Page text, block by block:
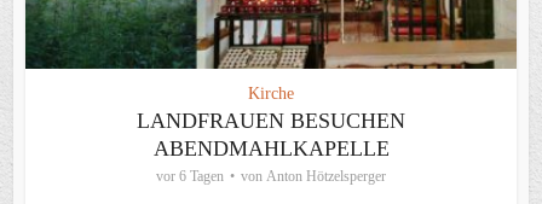
Kirche
LANDFRAUEN BESUCHEN
ABENDMAHLKAPELLE
vor 6 Tagen von Anton Hötzelsperger